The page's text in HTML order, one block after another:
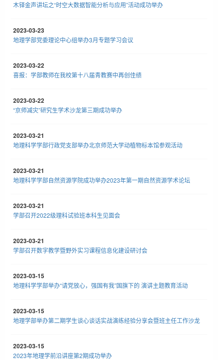
木铎金声讲坛之“时空大数据智能分析与应用”活动成功举办
2023-03-23
地理学部党委理论中心组举办3月专题学习会议
2023-03-22
喜报：学部教师在我校第十八届青教赛中再创佳绩
2023-03-22
“京师减灾”研究生学术沙龙第三期成功举办
2023-03-21
地理科学学部行政党支部举办北京师范大学动植物标本馆参观活动
2023-03-21
地理科学学部自然资源学院成功举办2023年第一期自然资源学术论坛
2023-03-21
学部召开2022级理科试验班本科生见面会
2023-03-21
学部召开数字教学暨野外实习课程信息化建设研讨会
2023-03-15
地理科学学部举办“请党放心，强国有我”国旗下的 演讲主题教育活动
2023-03-15
地理学部举办第二期学生谈心谈话实战演练经验分享会暨班主任工作沙龙
2023-03-15
2023年地理学前沿讲座第2期成功举办